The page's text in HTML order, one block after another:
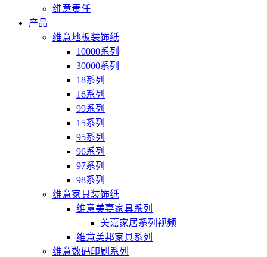
维意责任
产品
维意地板装饰纸
10000系列
30000系列
18系列
16系列
99系列
15系列
95系列
96系列
97系列
98系列
维意家具装饰纸
维意美嘉家具系列
美嘉家居系列视频
维意美邦家具系列
维意数码印刷系列